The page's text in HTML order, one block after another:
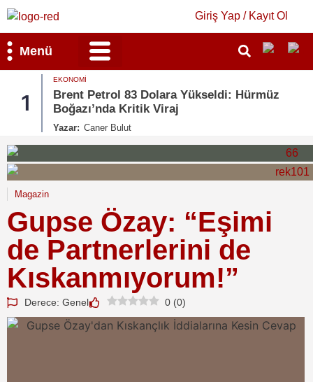
Giriş Yap / Kayıt Ol
Menü
1
EKONOMI
Brent Petrol 83 Dolara Yükseldi: Hürmüz
Boğazı’nda Kritik Viraj
Yazar: Caner Bulut
Magazin
Gupse Özay: “Eşimi
de Partnerlerini de
Kıskanmıyorum!”
Derece: Genel 0 (0)